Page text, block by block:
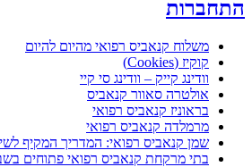
משלוח קנאביס רפואי מהיום להיום
קוקיז (Cookies)
וודינג קייק – וודינג סי קיי
אולטרה סאוור קנאביס
בראוניז קנאביס רפואי
מרמלדה קנאביס רפואי
שמן קנאביס רפואי: המדריך המקיף
בתי מרקחת קנאביס רפואי פתוחים